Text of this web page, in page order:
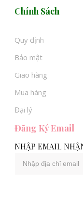
Chính Sách
Quy định
Bảo mật
Giao hàng
Mua hàng
Đại lý
Đăng Ký Email
NHẬP EMAIL